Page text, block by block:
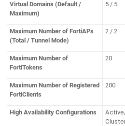
Virtual Domains (Default /
Maximum)
5 / 5
Maximum Number of FortiAPs
(Total / Tunnel Mode)
2 / 2
Maximum Number of
FortiTokens
20
Maximum Number of Registered
FortiClients
200
High Availability Configurations